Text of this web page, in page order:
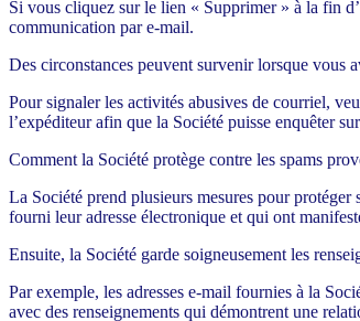
Si vous cliquez sur le lien « Supprimer » à la fin
communication par e-mail.
Des circonstances peuvent survenir lorsque vous
Pour signaler les activités abusives de courriel,
l’expéditeur afin que la Société puisse enquêter
Comment la Société protège contre les spams
La Société prend plusieurs mesures pour
fourni leur adresse électronique et qui ont
Ensuite, la Société garde soigneusement les
Par exemple, les adresses e-mail fournies à la
avec des renseignements qui démontrent une